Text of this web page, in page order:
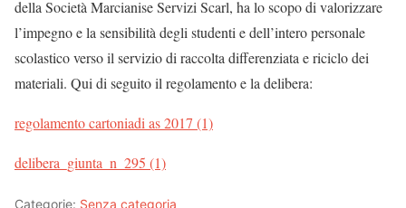
della Società Marcianise Servizi Scarl, ha lo scopo di valorizzare
l’impegno e la sensibilità degli studenti e dell’intero personale
scolastico verso il servizio di raccolta differenziata e riciclo dei
materiali. Qui di seguito il regolamento e la delibera:
regolamento cartoniadi as 2017 (1)
delibera_giunta_n_295 (1)
Categorie: Senza categoria